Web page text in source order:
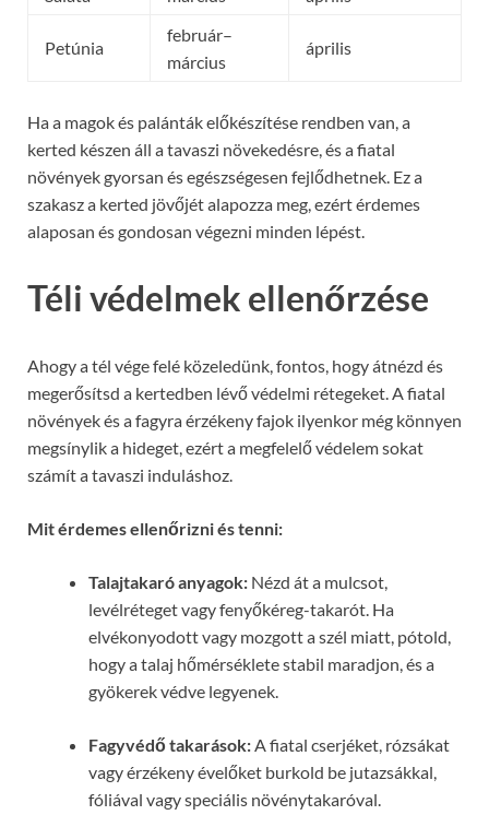
Petúnia
február–
március
április
Ha a magok és palánták előkészítése rendben van, a
kerted készen áll a tavaszi növekedésre, és a fiatal
növények gyorsan és egészségesen fejlődhetnek. Ez a
szakasz a kerted jövőjét alapozza meg, ezért érdemes
alaposan és gondosan végezni minden lépést.
Téli védelmek ellenőrzése
Ahogy a tél vége felé közeledünk, fontos, hogy átnézd és
megerősítsd a kertedben lévő védelmi rétegeket. A fiatal
növények és a fagyra érzékeny fajok ilyenkor még könnyen
megsínylik a hideget, ezért a megfelelő védelem sokat
számít a tavaszi induláshoz.
Mit érdemes ellenőrizni és tenni:
Talajtakaró anyagok: Nézd át a mulcsot,
levélréteget vagy fenyőkéreg-takarót. Ha
elvékonyodott vagy mozgott a szél miatt, pótold,
hogy a talaj hőmérséklete stabil maradjon, és a
gyökerek védve legyenek.
Fagyvédő takarások:A fiatal cserjéket, rózsákat
vagy érzékeny évelőket burkold be jutazsákkal,
fóliával vagy speciális növénytakaróval.